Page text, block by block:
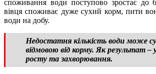
споживання води поступово зростає
вівця споживає дуже сухий корм, пити
води на добу.
Недостатня кількість води може
відмовою від корму. Як результат –
росту та захворювання.